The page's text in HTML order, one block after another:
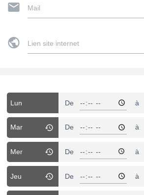
Mail
Lien site internet
Lun De à
Mar De à
Mer De à
Jeu De à